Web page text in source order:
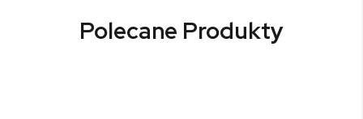
Polecane Produkty